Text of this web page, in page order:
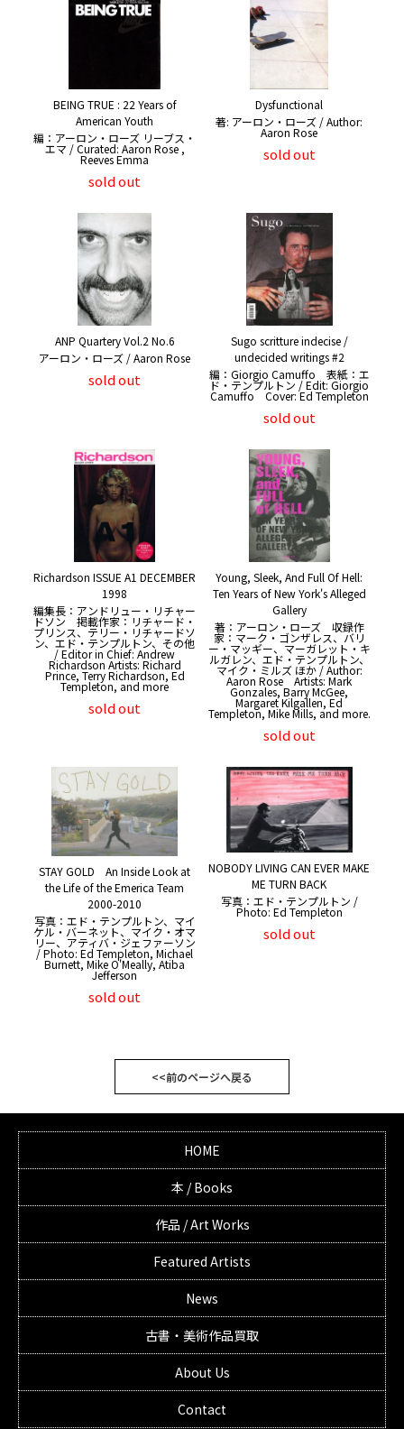
BEING TRUE : 22 Years of
American Youth
編：アーロン・ローズ リーブス・
エマ / Curated: Aaron Rose ,
Reeves Emma
sold out
Dysfunctional
著: アーロン・ローズ / Author:
Aaron Rose
sold out
ANP Quartery Vol.2 No.6
アーロン・ローズ / Aaron Rose
sold out
Sugo scritture indecise /
undecided writings #2
編：Giorgio Camuffo 表紙：エ
ド・テンプルトン / Edit: Giorgio
Camuffo Cover: Ed Templeton
sold out
Richardson ISSUE A1 DECEMBER
1998
編集長：アンドリュー・リチャー
ドソン 掲載作家：リチャード・
プリンス、テリー・リチャードソ
ン、エド・テンプルトン、その他
/ Editor in Chief: Andrew
Richardson Artists: Richard
Prince, Terry Richardson, Ed
Templeton, and more
sold out
Young, Sleek, And Full Of Hell:
Ten Years of New York's Alleged
Gallery
著：アーロン・ローズ 収録作
家：マーク・ゴンザレス、バリ
ー・マッギー、マーガレット・キ
ルガレン、エド・テンプルトン、
マイク・ミルズ ほか / Author:
Aaron Rose Artists: Mark
Gonzales, Barry McGee,
Margaret Kilgallen, Ed
Templeton, Mike Mills, and more.
sold out
STAY GOLD An Inside Look at
the Life of the Emerica Team
2000-2010
写真：エド・テンプルトン、マイ
ケル・バーネット、マイク・オマ
リー、アティバ・ジェファーソン
/ Photo: Ed Templeton, Michael
Burnett, Mike O'Meally, Atiba
Jefferson
sold out
NOBODY LIVING CAN EVER MAKE
ME TURN BACK
写真：エド・テンプルトン /
Photo: Ed Templeton
sold out
<<前のページへ戻る
HOME
本 / Books
作品 / Art Works
Featured Artists
News
古書・美術作品買取
About Us
Contact